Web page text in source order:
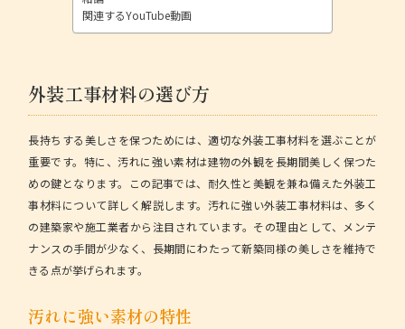
関連するYouTube動画
外装工事材料の選び方
長持ちする美しさを保つためには、適切な外装工事材料を選ぶことが
重要です。特に、汚れに強い素材は建物の外観を長期間美しく保つた
めの鍵となります。この記事では、耐久性と美観を兼ね備えた外装工
事材料について詳しく解説します。 汚れに強い外装工事材料は、多く
の建築家や施工業者から注目されています。その理由として、メンテ
ナンスの手間が少なく、長期間にわたって新築同様の美しさを維持で
きる点が挙げられます。
汚れに強い素材の特性